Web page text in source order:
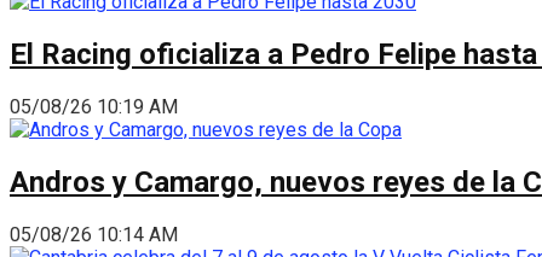
El Racing oficializa a Pedro Felipe
05/08/26 10:19 AM
Andros y Camargo, nuevos reyes de la
05/08/26 10:14 AM